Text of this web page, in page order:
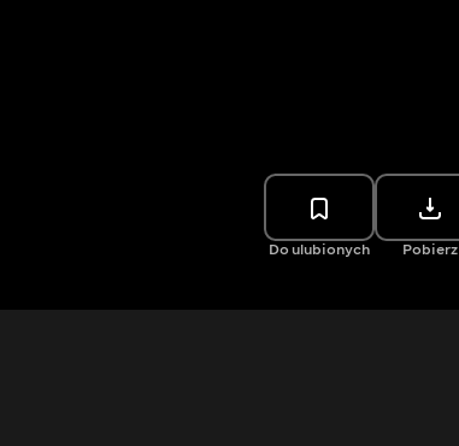
Do ulubionych Pobierz